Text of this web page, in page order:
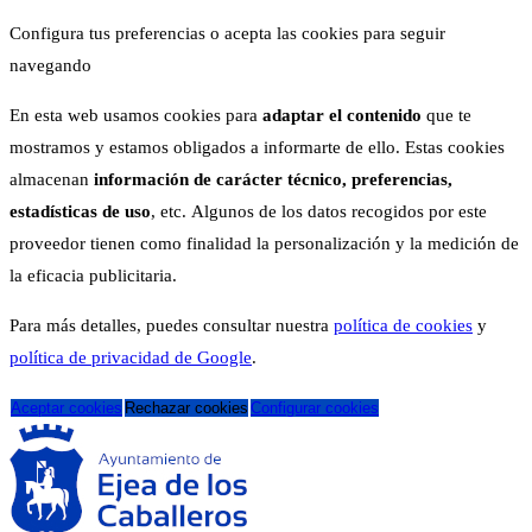
Configura tus preferencias o acepta las cookies para seguir
navegando
En esta web usamos cookies para adaptar el contenido que te
mostramos y estamos obligados a informarte de ello. Estas cookies
almacenan información de carácter técnico, preferencias,
estadísticas de uso, etc. Algunos de los datos recogidos por este
proveedor tienen como finalidad la personalización y la medición de
la eficacia publicitaria.
Para más detalles, puedes consultar nuestra política de cookies y
política de privacidad de Google.
Aceptar cookies Rechazar cookies Configurar cookies